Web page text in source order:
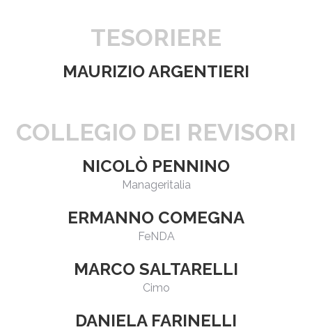
TESORIERE
MAURIZIO ARGENTIERI
COLLEGIO DEI REVISORI
NICOLÒ PENNINO
Manageritalia
ERMANNO COMEGNA
FeNDA
MARCO SALTARELLI
Cimo
DANIELA FARINELLI